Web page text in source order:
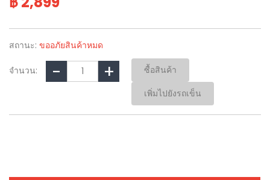
สถานะ: ขออภัยสินค้าหมด
จำนวน:
ซื้อสินค้า
เพิ่มไปยังรถเข็น